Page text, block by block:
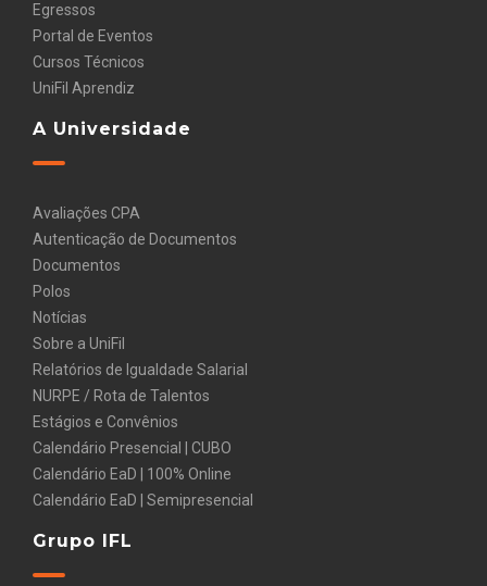
Egressos
Portal de Eventos
Cursos Técnicos
UniFil Aprendiz
A Universidade
Avaliações CPA
Autenticação de Documentos
Documentos
Polos
Notícias
Sobre a UniFil
Relatórios de Igualdade Salarial
NURPE / Rota de Talentos
Estágios e Convênios
Calendário Presencial | CUBO
Calendário EaD | 100% Online
Calendário EaD | Semipresencial
Grupo IFL